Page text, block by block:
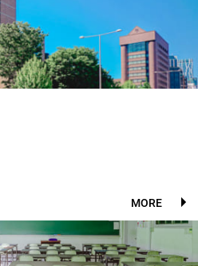
MORE